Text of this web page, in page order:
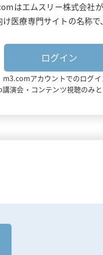
はエムスリー株式会社
医療専門サイトの名称で、
m3.comアカウントでのログイ
講演会・コンテンツ視聴のみ